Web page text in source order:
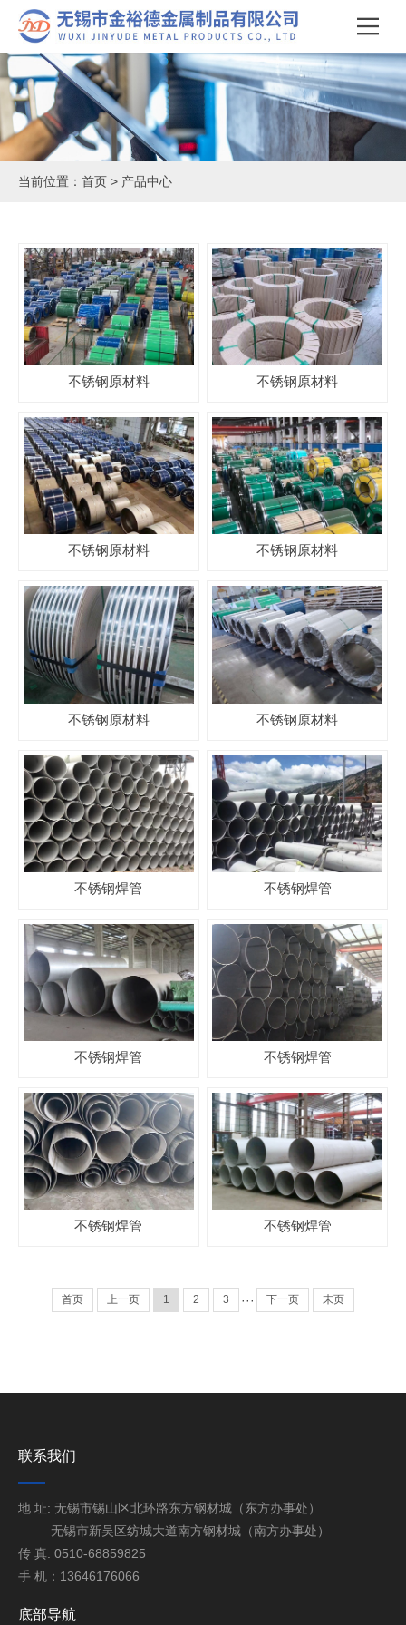
当前位置： 首页 > 产品中心
不锈钢原材料 不锈钢原材料
不锈钢原材料 不锈钢原材料
不锈钢原材料 不锈钢原材料
不锈钢焊管 不锈钢焊管
不锈钢焊管 不锈钢焊管
不锈钢焊管 不锈钢焊管
首页 上一页 1 2 3 ··· 下一页 末页
联系我们
地 址: 无锡市锡山区北环路东方钢材城（东方办事处）
无锡市新吴区纺城大道南方钢材城（南方办事处）
传 真: 0510-68859825
手 机：13646176066
底部导航